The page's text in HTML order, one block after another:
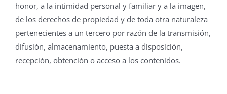
honor, a la intimidad personal y familiar y a la imagen,
de los derechos de propiedad y de toda otra naturaleza
pertenecientes a un tercero por razón de la transmisión,
difusión, almacenamiento, puesta a disposición,
recepción, obtención o acceso a los contenidos.